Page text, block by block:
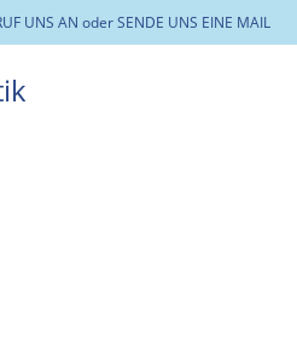
UNS AN oder SENDE UNS EINE MAIL